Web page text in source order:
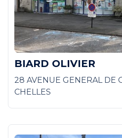
BIARD OLIVIER
28 AVENUE GENERAL DE
CHELLES